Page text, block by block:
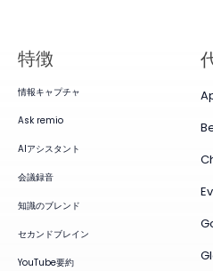
特徴
情報キャプチャ
Ask remio
AIアシスタント
会議録音
知識のブレンド
セカンドブレイン
YouTube要約